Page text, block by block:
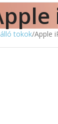
tokok Apple